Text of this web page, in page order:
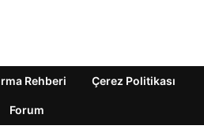
Rehberi Çerez Politikası
Forum